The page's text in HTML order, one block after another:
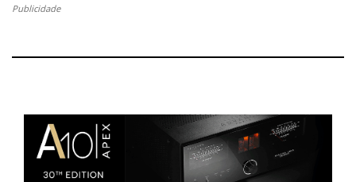
Publicidade